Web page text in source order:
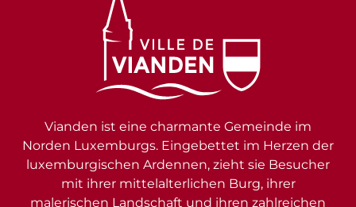
Vianden ist eine charmante Gemeinde im
Norden Luxemburgs. Eingebettet im Herzen der
luxemburgischen Ardennen, zieht sie Besucher
mit ihrer mittelalterlichen Burg, ihrer
malerischen Landschaft und ihren zahlreichen